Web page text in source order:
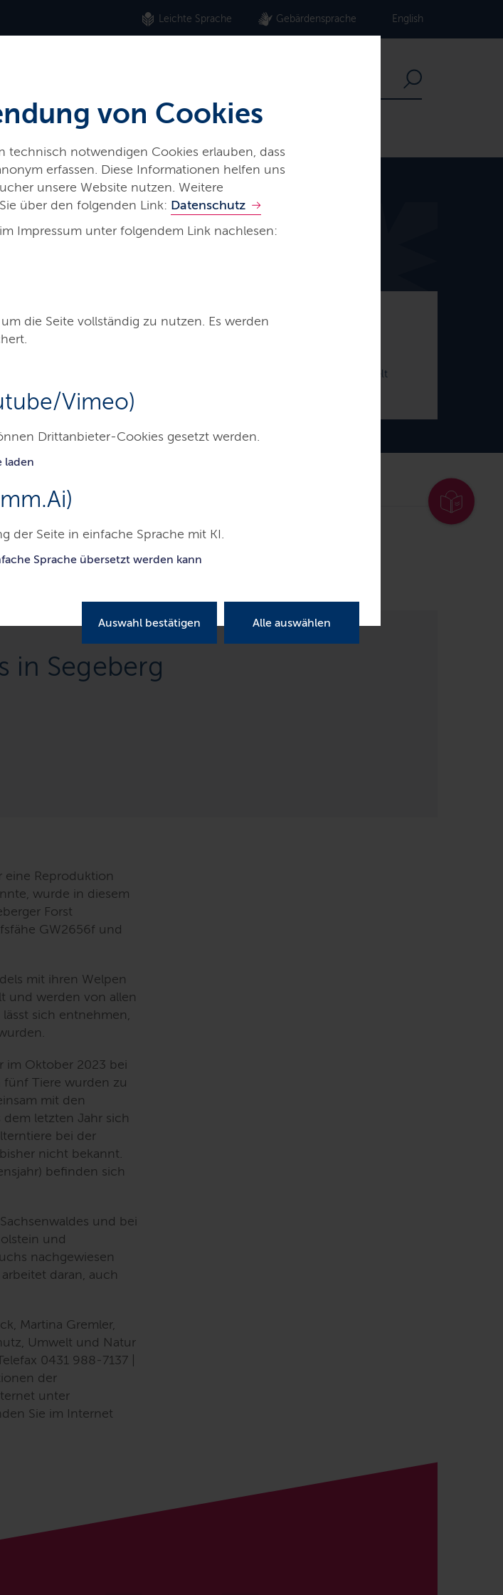
von Cookies
technisch notwendigen Cookies erlauben, dass
erfassen. Diese Informationen helfen uns
unsere Website nutzen. Weitere
über den folgenden Link: Datenschutz
Impressum unter folgendem Link nachlesen:
die Seite vollständig zu nutzen. Es werden
Vimeo)
Drittanbieter-Cookies gesetzt werden.
laden
der Seite in einfache Sprache mit KI.
Sprache übersetzt werden kann
Auswahl bestätigen Alle auswählen
Leichte Sprache Gebärdensprache English
Minister für Energiewende, Klimaschutz, Umwelt
Umwelt und Natur Presse
Pressemitteilungen
in Segeberg
eine Reproduktion
wurde in diesem
Forst
GW2656f und
mit ihren Welpen
und werden von allen
sich entnehmen,
im Oktober 2023 bei
fünf Tiere wurden zu
mit den
letzten Jahr sich
bei der
nicht bekannt.
befinden sich
und bei
und
nachgewiesen
daran, auch
Martina Gremler,
Umwelt und Natur
0431 988-7137 |
der
unter
Sie im Internet